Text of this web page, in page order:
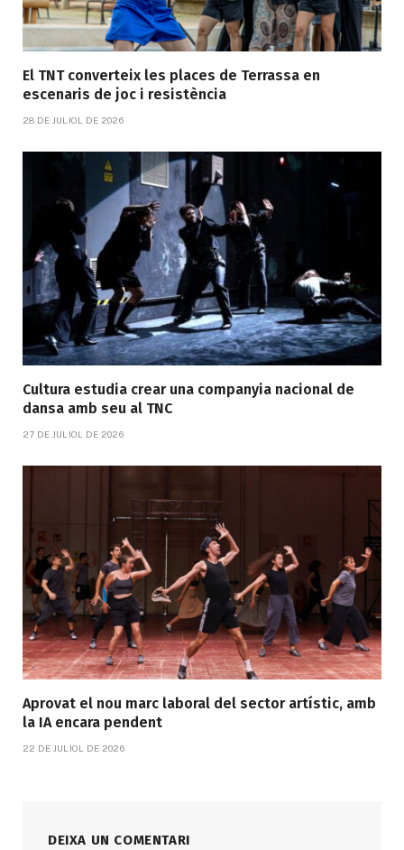
El TNT converteix les places de Terrassa en
escenaris de joc i resistència
28 DE JULIOL DE 2026
Cultura estudia crear una companyia nacional de
dansa amb seu al TNC
27 DE JULIOL DE 2026
Aprovat el nou marc laboral del sector artístic, amb
la IA encara pendent
22 DE JULIOL DE 2026
DEIXA UN COMENTARI